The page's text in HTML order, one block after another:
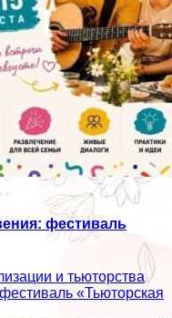
фестиваль
и тьюторства
«Тьюторская